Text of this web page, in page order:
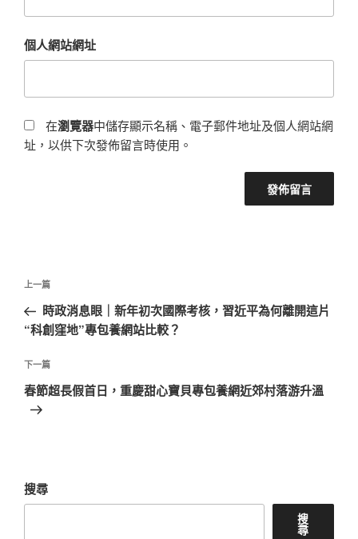
個人網站網址
在瀏覽器中儲存顯示名稱、電子郵件地址及個人網站網
址，以供下次發佈留言時使用。
文
導
覽
上
一
篇
章
上一篇
時政消息眼｜新年初次國際考核，習近平為何離開這片
“科創窪地”專包養網站比較？
下
一
篇
下一篇
春節超長假首日，重慶甜心寶貝專包養網近郊村落游升溫
搜尋
搜
尋